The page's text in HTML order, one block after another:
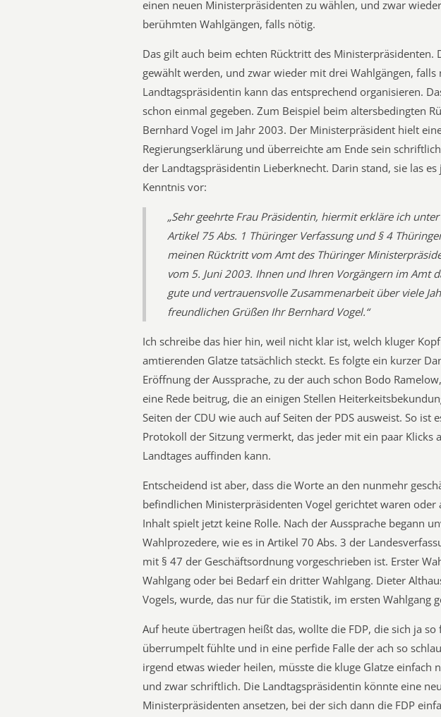
einen neuen Ministerpräsidenten zu wählen, und zwar
berühmten Wahlgängen, falls nötig.
Das gilt auch beim echten Rücktritt des Ministerpräsidenten.
gewählt werden, und zwar wieder mit drei Wahlgängen, falls
Landtagspräsidentin kann das entsprechend organisieren.
schon einmal gegeben. Zum Beispiel beim altersbedingten
Bernhard Vogel im Jahr 2003. Der Ministerpräsident hielt
Regierungserklärung und überreichte am Ende sein
der Landtagspräsidentin Lieberknecht. Darin stand, sie las es
Kenntnis vor:
„Sehr geehrte Frau Präsidentin, hiermit erkläre ich
Artikel 75 Abs. 1 Thüringer Verfassung und § 4
meinen Rücktritt vom Amt des Thüringer
vom 5. Juni 2003. Ihnen und Ihren Vorgängern im Amt
gute und vertrauensvolle Zusammenarbeit über viele
freundlichen Grüßen Ihr Bernhard Vogel.“
Ich schreibe das hier hin, weil nicht klar ist, welch kluger
amtierenden Glatze tatsächlich steckt. Es folgte ein kurzer
Eröffnung der Aussprache, zu der auch schon Bodo
eine Rede beitrug, die an einigen Stellen
Seiten der CDU wie auch auf Seiten der PDS ausweist. So ist
Protokoll der Sitzung vermerkt, das jeder mit ein paar Klicks
Landtages auffinden kann.
Entscheidend ist aber, dass die Worte an den nunmehr
befindlichen Ministerpräsidenten Vogel gerichtet waren oder
Inhalt spielt jetzt keine Rolle. Nach der Aussprache begann
Wahlprozedere, wie es in Artikel 70 Abs. 3 der
mit § 47 der Geschäftsordnung vorgeschrieben ist. Erster
Wahlgang oder bei Bedarf ein dritter Wahlgang. Dieter
Vogels, wurde, das nur für die Statistik, im ersten Wahlgang
Auf heute übertragen heißt das, wollte die FDP, die sich ja
überrumpelt fühlte und in eine perfide Falle der ach so
irgend etwas wieder heilen, müsste die kluge Glatze einfach
und zwar schriftlich. Die Landtagspräsidentin könnte eine
Ministerpräsidenten ansetzen, bei der sich dann die FDP